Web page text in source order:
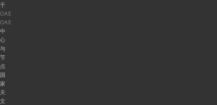
于
OAE
OAE
中
心
与
节
点
国
家
天
文